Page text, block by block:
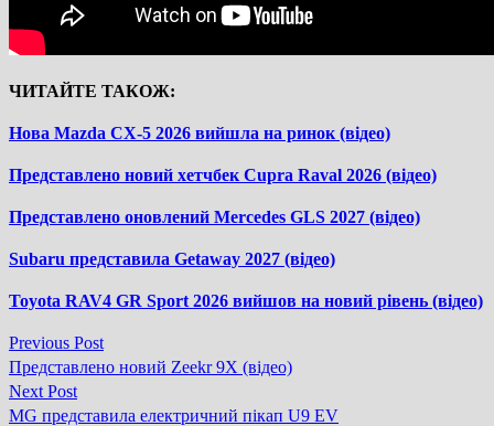
ЧИТАЙТЕ ТАКОЖ:
Нова Mazda CX-5 2026 вийшла на ринок (відео)
Представлено новий хетчбек Cupra Raval 2026 (відео)
Представлено оновлений Mercedes GLS 2027 (відео)
Subaru представила Getaway 2027 (відео)
Toyota RAV4 GR Sport 2026 вийшов на новий рівень (відео)
Навігація
записів
Previous PostPrevious
post:
Представлено новий Zeekr 9X (відео)
Next PostNext
post:
MG представила електричний пікап U9 EV